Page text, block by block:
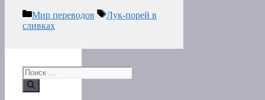
Рубрики
Мир переводов Метки
Лук-порей в
сливках
Поиск: